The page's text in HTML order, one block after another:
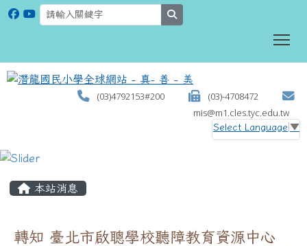
(03)4792153#200
(03)-4708472
mis@m1.cles.tyc.edu.tw
Select Language ▼
本站消息
轉知 臺北市啟聰學校聽障教育資源中心